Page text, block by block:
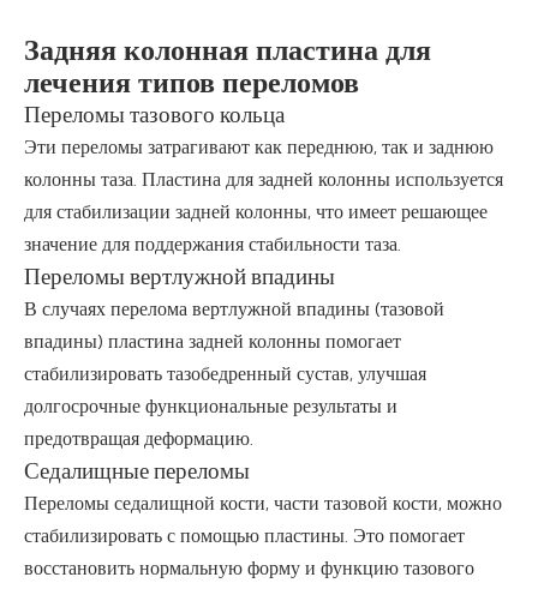
Задняя колонная пластина для
лечения типов переломов
Переломы тазового кольца
Эти переломы затрагивают как переднюю, так и заднюю
колонны таза. Пластина для задней колонны используется
для стабилизации задней колонны, что имеет решающее
значение для поддержания стабильности таза.
Переломы вертлужной впадины
В случаях перелома вертлужной впадины (тазовой
впадины) пластина задней колонны помогает
стабилизировать тазобедренный сустав, улучшая
долгосрочные функциональные результаты и
предотвращая деформацию.
Седалищные переломы
Переломы седалищной кости, части тазовой кости, можно
стабилизировать с помощью пластины. Это помогает
восстановить нормальную форму и функцию тазового